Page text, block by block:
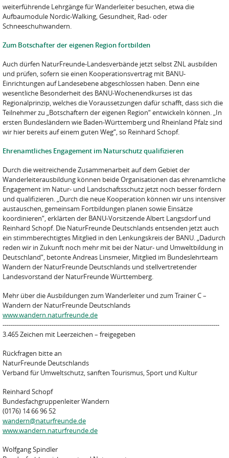
weiterführende Lehrgänge für Wanderleiter besuchen, etwa die
Aufbaumodule Nordic-Walking, Gesundheit, Rad- oder
Schneeschuhwandern.
Zum Botschafter der eigenen Region fortbilden
Auch dürfen NaturFreunde-Landesverbände jetzt selbst ZNL ausbilden
und prüfen, sofern sie einen Kooperationsvertrag mit BANU-
Einrichtungen auf Landesebene abgeschlossen haben. Denn eine
wesentliche Besonderheit des BANU-Wochenendkurses ist das
Regionalprinzip, welches die Voraussetzungen dafür schafft, dass sich die
Teilnehmer zu „Botschaftern der eigenen Region“ entwickeln können. „In
ersten Bundesländern wie Baden-Württemberg und Rheinland Pfalz sind
wir hier bereits auf einem guten Weg“, so Reinhard Schopf.
Ehrenamtliches Engagement im Naturschutz qualifizieren
Durch die weitreichende Zusammenarbeit auf dem Gebiet der
Wanderleiterausbildung können beide Organisationen das ehrenamtliche
Engagement im Natur- und Landschaftsschutz jetzt noch besser fördern
und qualifizieren. „Durch die neue Kooperation können wir uns intensiver
austauschen, gemeinsam Fortbildungen planen sowie Einsätze
koordinieren“, erklärten der BANU-Vorsitzende Albert Langsdorf und
Reinhard Schopf. Die NaturFreunde Deutschlands entsenden jetzt auch
ein stimmberechtigtes Mitglied in den Lenkungskreis der BANU. „Dadurch
reden wir in Zukunft noch mehr mit bei der Natur- und Umweltbildung in
Deutschland“, betonte Andreas Linsmeier, Mitglied im Bundeslehrteam
Wandern der NaturFreunde Deutschlands und stellvertretender
Landesvorstand der NaturFreunde Württemberg.
Mehr über die Ausbildungen zum Wanderleiter und zum Trainer C –
Wandern der NaturFreunde Deutschlands
www.wandern.naturfreunde.de
----------------------------------------------------------------------------------------------------------
3.465 Zeichen mit Leerzeichen – freigegeben
Rückfragen bitte an
NaturFreunde Deutschlands
Verband für Umweltschutz, sanften Tourismus, Sport und Kultur
Reinhard Schopf
Bundesfachgruppenleiter Wandern
(0176) 14 66 96 52
wandern@naturfreunde.de
www.wandern.naturfreunde.de
Wolfgang Spindler